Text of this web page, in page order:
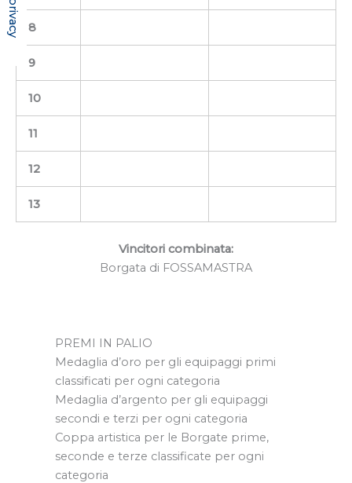
8
9
10
11
12
13
Vincitori combinata:
Borgata di FOSSAMASTRA
PREMI IN PALIO
Medaglia d’oro per gli equipaggi primi
classificati per ogni categoria
Medaglia d’argento per gli equipaggi
secondi e terzi per ogni categoria
Coppa artistica per le Borgate prime,
seconde e terze classificate per ogni
categoria